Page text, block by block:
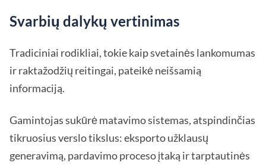
Svarbių dalykų vertinimas
Tradiciniai rodikliai, tokie kaip svetainės lankomumas
ir raktažodžių reitingai, pateikė neišsamią
informaciją.
Gamintojas sukūrė matavimo sistemas, atspindinčias
tikruosius verslo tikslus: eksporto užklausų
generavimą, pardavimo proceso įtaką ir tarptautinės